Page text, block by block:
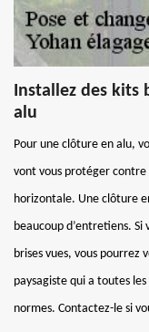
Installez des
alu
Pour une clôture en alu,
vont vous protéger contre
horizontale. Une clôture
beaucoup d’entretiens.
brises vues, vous pourrez
paysagiste qui a toutes
normes. Contactez-le si